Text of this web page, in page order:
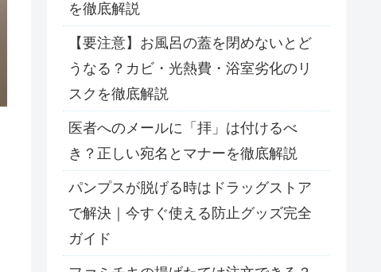
を徹底解説
【要注意】お風呂の蓋を閉めないとど
うなる？カビ・光熱費・浴室劣化のリ
スクを徹底解説
医者へのメールに「拝」は付けるべ
き？正しい宛名とマナーを徹底解説
パンプスが脱げる時はドラッグストア
で解決｜今すぐ使える防止グッズ完全
ガイド